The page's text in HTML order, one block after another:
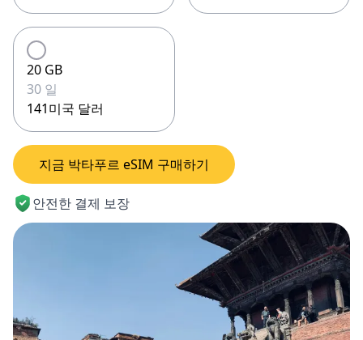
20 GB
30 일
141미국 달러
지금 박타푸르 eSIM 구매하기
안전한 결제 보장